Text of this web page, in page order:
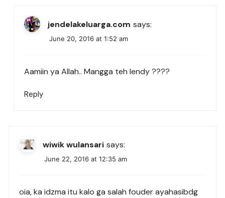
jendelakeluarga.com says:
June 20, 2016 at 1:52 am
Aamiin ya Allah.. Mangga teh lendy ????
Reply
wiwik wulansari says:
June 22, 2016 at 12:35 am
oia, ka idzma itu kalo ga salah fouder ayahasibdg